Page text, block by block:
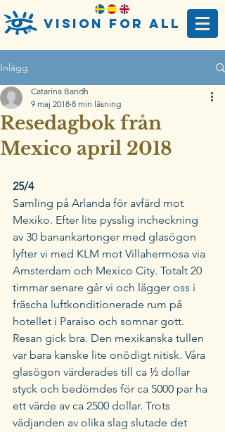
Vision For AlL
Inlägg
Resedagbok från
Mexico april 2018
Catarina Bandh
9 maj 2018 8 min läsning
25/4
Samling på Arlanda för avfärd mot
Mexiko. Efter lite pysslig incheckning
av 30 banankartonger med glasögon
lyfter vi med KLM mot Villahermosa via
Amsterdam och Mexico City. Totalt 20
timmar senare går vi och lägger oss i
fräscha luftkonditionerade rum på
hotellet i Paraiso och somnar gott.
Resan gick bra. Den mexikanska tullen
var bara kanske lite onödigt nitisk. Våra
glasögon värderades till ca ½ dollar
styck och bedömdes för ca 5000 par ha
ett värde av ca 2500 dollar. Trots
vädjanden av olika slag slutade det